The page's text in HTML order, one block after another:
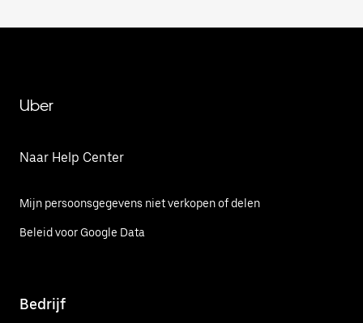
Uber
Naar Help Center
Mijn persoonsgegevens niet verkopen of delen
Beleid voor Google Data
Bedrijf